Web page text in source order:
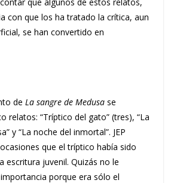
con que los ha tratado la crítica, aun
se han convertido en
de La sangre de Medusa se
relatos: “Tríptico del gato” (tres), “La
y “La noche del inmortal”. JEP
que el tríptico había sido
escritura juvenil. Quizás no le
porque era sólo el